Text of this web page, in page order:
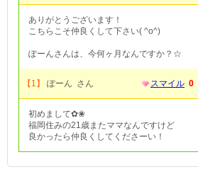
ありがとうございます！
こちらこそ仲良くして下さい( ^o^)
ぽーんさんは、今何ヶ月なんですか？☆
【1】 ぽーん さん スマイル 0
初めまして✿❀
福岡住みの21歳またママなんですけど
良かったら仲良くしてくださーい！